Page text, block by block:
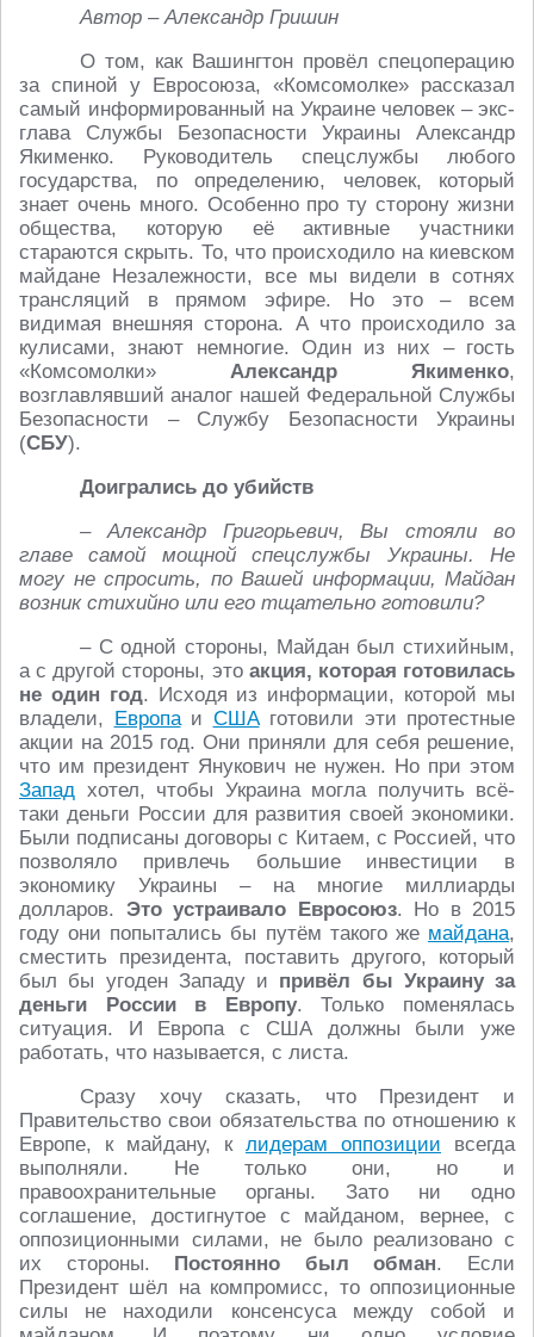
Автор – Александр Гришин
О том, как Вашингтон провёл спецоперацию
за спиной у Евросоюза, «Комсомолке» рассказал
самый информированный на Украине человек – экс-
глава Службы Безопасности Украины Александр
Якименко. Руководитель спецслужбы любого
государства, по определению, человек, который
знает очень много. Особенно про ту сторону жизни
общества, которую её активные участники
стараются скрыть. То, что происходило на киевском
майдане Незалежности, все мы видели в сотнях
трансляций в прямом эфире. Но это – всем
видимая внешняя сторона. А что происходило за
кулисами, знают немногие. Один из них – гость
«Комсомолки» Александр Якименко,
возглавлявший аналог нашей Федеральной Службы
Безопасности – Службу Безопасности Украины
(СБУ).
Доигрались до убийств
– Александр Григорьевич, Вы стояли во
главе самой мощной спецслужбы Украины. Не
могу не спросить, по Вашей информации, Майдан
возник стихийно или его тщательно готовили?
– С одной стороны, Майдан был стихийным,
а с другой стороны, это акция, которая готовилась
не один год. Исходя из информации, которой мы
владели, Европаи СШАготовили эти протестные
акции на 2015 год. Они приняли для себя решение,
что им президент Янукович не нужен. Но при этом
Запад хотел, чтобы Украина могла получить всё-
таки деньги России для развития своей экономики.
Были подписаны договоры с Китаем, с Россией, что
позволяло привлечь большие инвестиции в
экономику Украины – на многие миллиарды
долларов. Это устраивало Евросоюз. Но в 2015
году они попытались бы путём такого же майдана,
сместить президента, поставить другого, который
был бы угоден Западу и привёл бы Украину за
деньги России в Европу. Только поменялась
ситуация. И Европа с США должны были уже
работать, что называется, с листа.
Сразу хочу сказать, что Президент и
Правительство свои обязательства по отношению к
Европе, к майдану, к лидерам оппозиции всегда
выполняли. Не только они, но и
правоохранительные органы. Зато ни одно
соглашение, достигнутое с майданом, вернее, с
оппозиционными силами, не было реализовано с
их стороны. Постоянно был обман. Если
Президент шёл на компромисс, то оппозиционные
силы не находили консенсуса между собой и